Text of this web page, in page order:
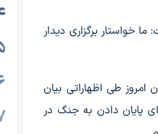
خواستار برگزاری دیدار
امروز طی اظهاراتی بیان
پایان دادن به جنگ در